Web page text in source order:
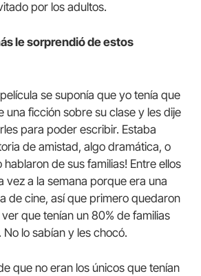
por los adultos.
le sorprendió de estos
se suponía que yo tenía que
una ficción sobre su clase y les dije
para poder escribir. Estaba
de amistad, algo dramática, o
hablaron de sus familias! Entre ellos
vez a la semana porque era una
de cine, así que primero quedaron
que tenían un 80% de familias
lo sabían y les chocó.
que no eran los únicos que tenían